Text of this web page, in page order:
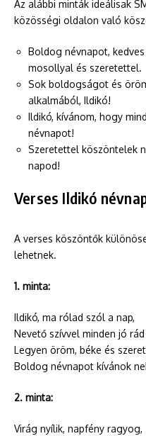
Az alábbi minták ideálisak
közösségi oldalon való
Boldog névnapot,
mosollyal és szeretettel.
Sok boldogságot és
alkalmából, Ildikó!
Ildikó, kívánom, hogy
névnapot!
Szeretettel köszöntelek
napod!
Verses Ildikó
A verses köszöntők
lehetnek.
1. minta:
Ildikó, ma rólad szól a nap,
Nevető szívvel minden jó
Legyen öröm, béke és
Boldog névnapot kívánok
2. minta:
Virág nyílik, napfény ragyog,